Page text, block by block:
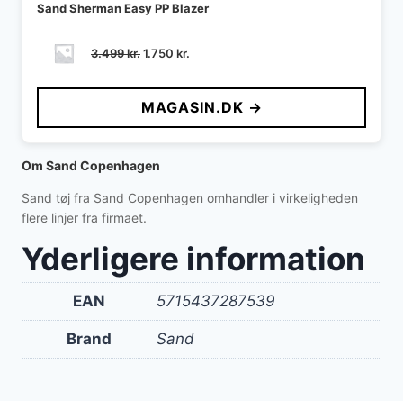
Sand Sherman Easy PP Blazer
3.499kr.Den
pris
var:
3.499 kr..
1.750 kr.
pris
er:
1.750 kr..
MAGASIN.DK →
Om Sand Copenhagen
Sand tøj fra Sand Copenhagen omhandler i virkeligheden
flere linjer fra firmaet.
Yderligere information
EAN 5715437287539
Brand Sand